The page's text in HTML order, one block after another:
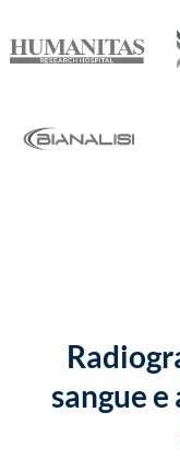
sangue